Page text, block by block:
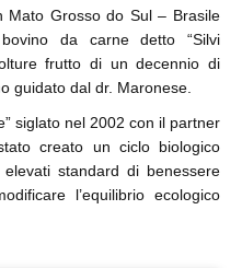
Mato Grosso do Sul – Brasile
da carne detto “Silvi
frutto di un decennio di
guidato dal dr. Maronese.
siglato nel 2002 con il partner
creato un ciclo biologico
standard di benessere
l’equilibrio ecologico